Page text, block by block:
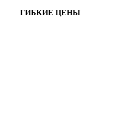
ГИБКИЕ ЦЕНЫ